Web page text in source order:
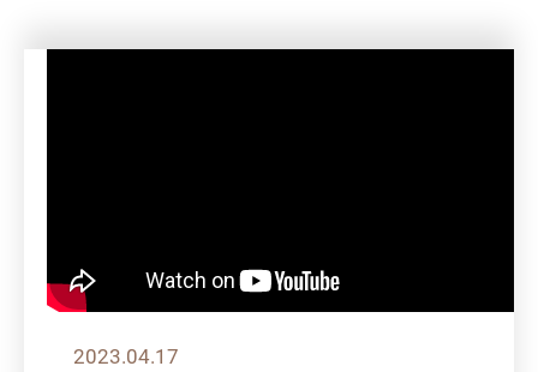
2023.04.17